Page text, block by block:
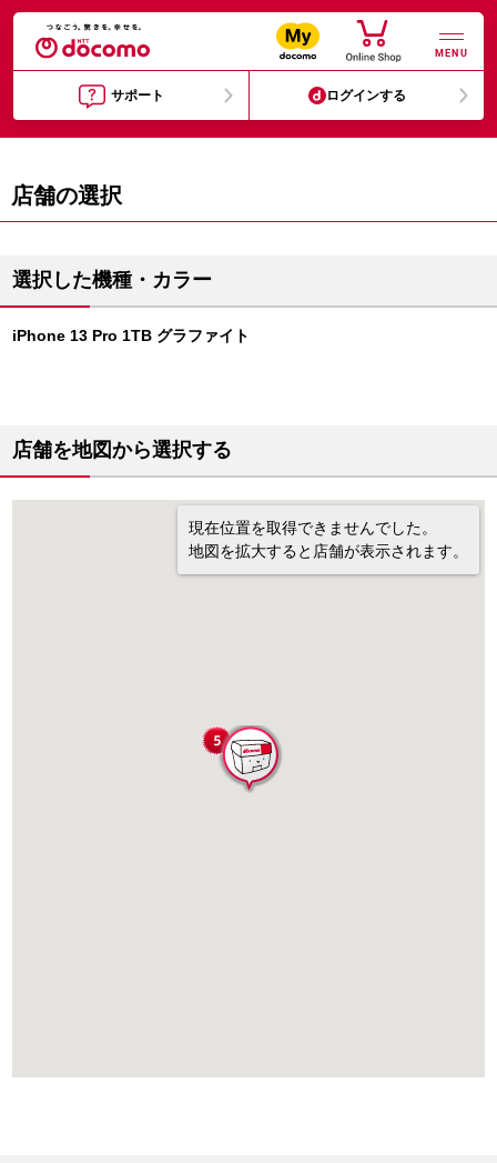
MENU
サポート ログインする
店舗の選択
選択した機種・カラー
iPhone 13 Pro 1TB グラファイト
店舗を地図から選択する
現在位置を取得できませんでした。
地図を拡大すると店舗が表示されます。